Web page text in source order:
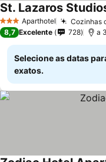
3 EstrelasAparthotel Cozinhas
St. Lazaros
8,7 Excelente 728 a
Selecione as datas
exatos.